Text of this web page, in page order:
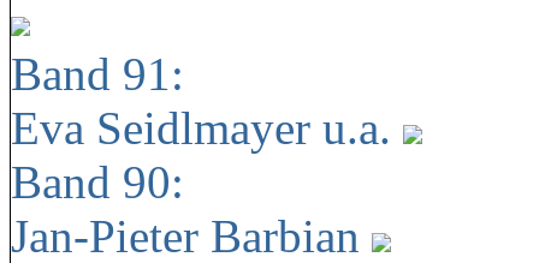
Band 91:
Eva Seidlmayer u.a.
Band 90:
Jan-Pieter Barbian